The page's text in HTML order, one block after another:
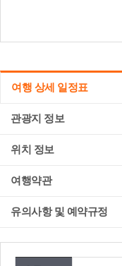
여행 상세 일정표
관광지 정보
위치 정보
여행약관
유의사항 및 예약규정